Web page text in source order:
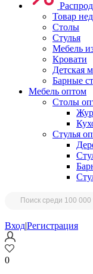
Товар
Столы
Стулья
Мебель
Кровати
Детская
Барные
Мебель оптом
Столы
Стулья
Вход|Регистрация
0